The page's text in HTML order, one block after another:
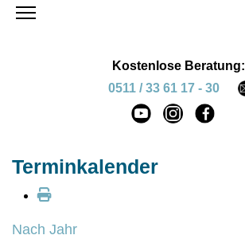
Kostenlose Beratung:
0511 / 33 61 17 - 30
Terminkalender
Nach Jahr